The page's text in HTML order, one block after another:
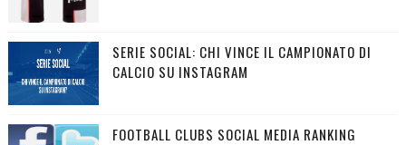
SERIE SOCIAL: CHI VINCE IL CAMPIONATO DI
CALCIO SU INSTAGRAM
FOOTBALL CLUBS SOCIAL MEDIA RANKING